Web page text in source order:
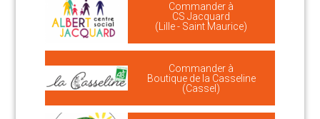
Commander à
CS Jacquard
(Lille - Saint Maurice)
Commander à
Boutique de la Casseline
(Cassel)